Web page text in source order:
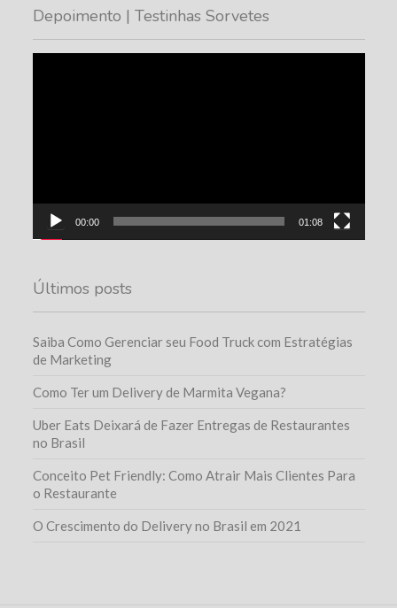
Depoimento | Testinhas Sorvetes
00:00 01:08
Últimos posts
Saiba Como Gerenciar seu Food Truck com Estratégias
de Marketing
Como Ter um Delivery de Marmita Vegana?
Uber Eats Deixará de Fazer Entregas de Restaurantes
no Brasil
Conceito Pet Friendly: Como Atrair Mais Clientes Para
o Restaurante
O Crescimento do Delivery no Brasil em 2021